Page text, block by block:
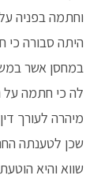
וחתמה בפניה
היתה סבורה
במחסן אשר
לה כי חתמה על
מיהרה לעורך
שכן לטענתה
שווא והיא